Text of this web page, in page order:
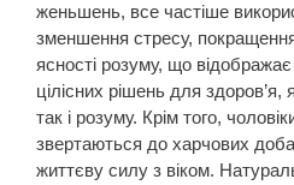
женьшень, все частіше
зменшення стресу,
ясності розуму, що
цілісних рішень для здоров’я,
так і розуму. Крім того,
звертаються до харчових
життєву силу з віком.